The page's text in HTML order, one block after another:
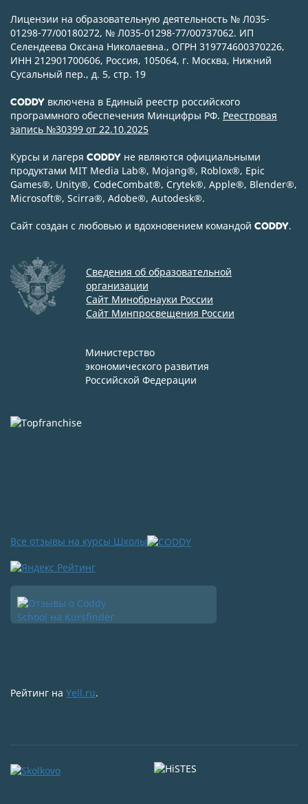
Лицензии на образовательную деятельность № Л035-
01298-77/00180272, № Л035-01298-77/00737062. ИП
Селендеева Оксана Николаевна., ОГРН 319774600370226,
ИНН 212901700606, Россия, 105064, г. Москва, Нижний
Сусальный пер., д. 5, стр. 19
CODDY включена в Единый реестр российского
программного обеспечения Минцифры РФ. Реестровая
запись №30399 от 22.10.2025
Курсы и лагеря CODDY не являются официальными
продуктами MIT Media Lab®, Mojang®, Roblox®, Epic
Games®, Unity®, CodeСombat®, Crytek®, Apple®, Blender®,
Microsoft®, Scirra®, Adobe®, Autodesk®.
Сайт создан с любовью и вдохновением командой CODDY.
Сведения об образовательной
организации
Сайт Минобрнауки России
Сайт Минпросвещения России
Министерство
экономического развития
Российской Федерации
Все отзывы на курсы Школы
Рейтинг на Yell.ru.